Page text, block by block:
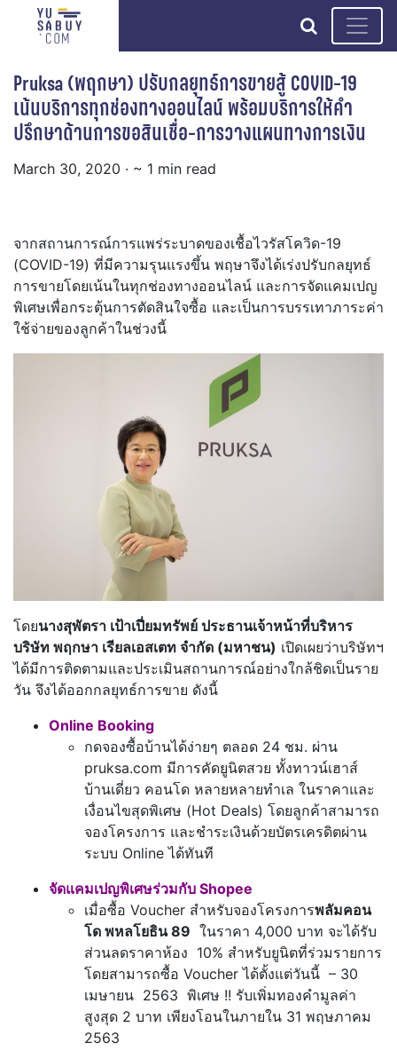
search
Pruksa (พฤกษา) ปรับกลยุทธ์การขายสู้ COVID-19
เน้นบริการทุกช่องทางออนไลน์ พร้อมบริการให้คำ
ปรึกษาด้านการขอสินเชื่อ-การวางแผนทางการเงิน
March 30, 2020 · ~ 1 min read
จากสถานการณ์การแพร่ระบาดของเชื้อไวรัสโควิด-19
(COVID-19) ที่มีความรุนแรงขึ้น พฤษาจึงได้เร่งปรับกลยุทธ์
การขายโดยเน้นในทุกช่องทางออนไลน์ และการจัดแคมเปญ
พิเศษเพื่อกระตุ้นการตัดสินใจซื้อ และเป็นการบรรเทาภาระค่า
ใช้จ่ายของลูกค้าในช่วงนี้
โดยนางสุพัตรา เป้าเปี่ยมทรัพย์ ประธานเจ้าหน้าที่บริหาร
บริษัท พฤกษา เรียลเอสเตท จำกัด (มหาชน) เปิดเผยว่าบริษัทฯ
ได้มีการติดตามและประเมินสถานการณ์อย่างใกล้ชิดเป็นราย
วัน จึงได้ออกกลยุทธ์การขาย ดังนี้
Online Booking
กดจองซื้อบ้านได้ง่ายๆ ตลอด 24 ชม. ผ่าน
pruksa.com มีการคัดยูนิตสวย ทั้งทาวน์เฮาส์
บ้านเดี่ยว คอนโด หลายหลายทำเล ในราคาและ
เงื่อนไขสุดพิเศษ (Hot Deals) โดยลูกค้าสามารถ
จองโครงการ และชำระเงินด้วยบัตรเครดิตผ่าน
ระบบ Online ได้ทันที
จัดแคมเปญพิเศษร่วมกับ Shopee
เมื่อซื้อ Voucher สำหรับจองโครงการพลัมคอน
โด พหลโยธิน 89 ในราคา 4,000 บาท จะได้รับ
ส่วนลดราคาห้อง 10% สำหรับยูนิตที่ร่วมรายการ
โดยสามารถซื้อ Voucher ได้ตั้งแต่วันนี้ – 30
เมษายน 2563 พิเศษ !! รับเพิ่มทองคำมูลค่า
สูงสุด 2 บาท เพียงโอนในภายใน 31 พฤษภาคม
2563